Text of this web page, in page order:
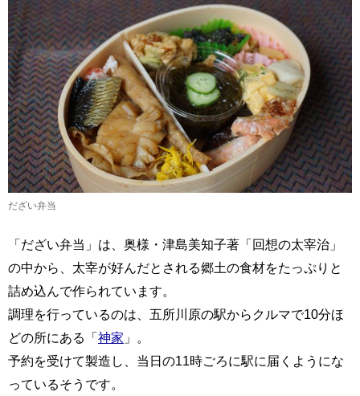
だざい弁当
「だざい弁当」は、奥様・津島美知子著「回想の太宰治」
の中から、太宰が好んだとされる郷土の食材をたっぷりと
詰め込んで作られています。
調理を行っているのは、五所川原の駅からクルマで10分ほ
どの所にある「神家 」。
予約を受けて製造し、当日の11時ごろに駅に届くようにな
っているそうです。